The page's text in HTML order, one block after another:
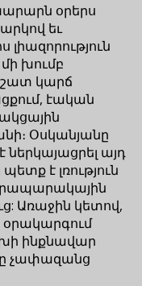
օրերս
եւ
խումբ
կարճ
էական
Օսկանյանը
այդ
է լռություն
Առաջին կետով,
ինքնավար
չափազանց